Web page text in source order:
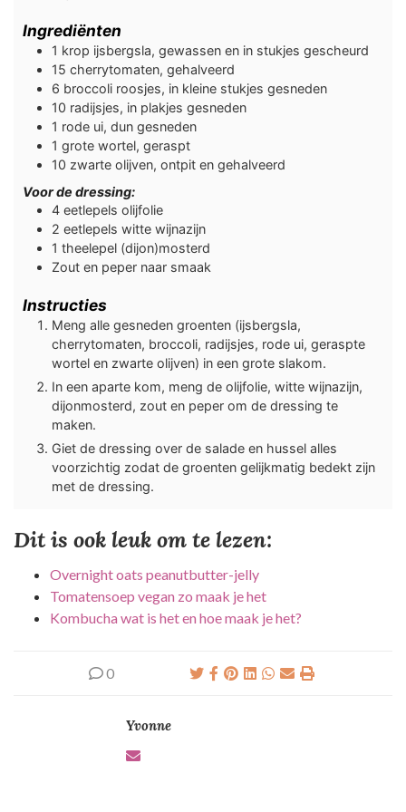
Ingrediënten
1 krop ijsbergsla, gewassen en in stukjes gescheurd
15 cherrytomaten, gehalveerd
6 broccoli roosjes, in kleine stukjes gesneden
10 radijsjes, in plakjes gesneden
1 rode ui, dun gesneden
1 grote wortel, geraspt
10 zwarte olijven, ontpit en gehalveerd
Voor de dressing:
4 eetlepels olijfolie
2 eetlepels witte wijnazijn
1 theelepel (dijon)mosterd
Zout en peper naar smaak
Instructies
Meng alle gesneden groenten (ijsbergsla,
cherrytomaten, broccoli, radijsjes, rode ui, geraspte
wortel en zwarte olijven) in een grote slakom.
In een aparte kom, meng de olijfolie, witte wijnazijn,
dijonmosterd, zout en peper om de dressing te
maken.
Giet de dressing over de salade en hussel alles
voorzichtig zodat de groenten gelijkmatig bedekt zijn
met de dressing.
Dit is ook leuk om te lezen:
Overnight oats peanutbutter-jelly
Tomatensoep vegan zo maak je het
Kombucha wat is het en hoe maak je het?
0
Yvonne